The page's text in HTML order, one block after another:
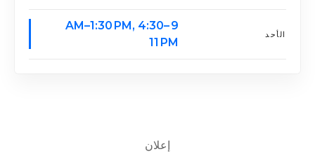
الأحد
9 AM–1:30 PM, 4:30–
11 PM
إعلان